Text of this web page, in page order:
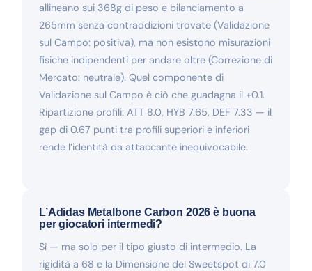
allineano sui 368g di peso e bilanciamento a
265mm senza contraddizioni trovate (Validazione
sul Campo: positiva), ma non esistono misurazioni
fisiche indipendenti per andare oltre (Correzione di
Mercato: neutrale). Quel componente di
Validazione sul Campo è ciò che guadagna il +0.1.
Ripartizione profili: ATT 8.0, HYB 7.65, DEF 7.33 — il
gap di 0.67 punti tra profili superiori e inferiori
rende l’identità da attaccante inequivocabile.
L’Adidas Metalbone Carbon 2026 è buona
per giocatori intermedi?
Sì — ma solo per il tipo giusto di intermedio. La
rigidità a 68 e la Dimensione del Sweetspot di 7.0